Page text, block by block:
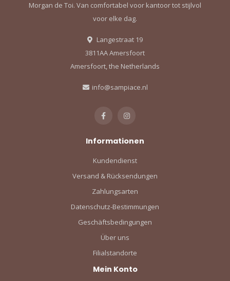
Morgan de Toi. Van comfortabel voor kantoor tot stijlvol
voor elke dag.
Langestraat 19
3811AA Amersfoort
Amersfoort, the Netherlands
info@sampiace.nl
Informationen
Kundendienst
Versand & Rücksendungen
Zahlungsarten
Datenschutz-Bestimmungen
Geschäftsbedingungen
Über uns
Filialstandorte
Mein Konto